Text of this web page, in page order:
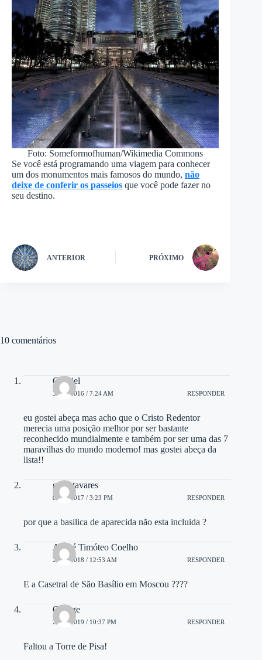
Foto: Someformofhuman/Wikimedia Commons
Se você está programando uma viagem para conhecer
um dos monumentos mais famosos do mundo, não
deixe de conferir os passeios que você pode fazer no
seu destino.
ANTERIOR PRÓXIMO
10 comentários
Gabriel
31/07/2016 / 7:24 AM RESPONDER
eu gostei abeça mas acho que o Cristo Redentor
merecia uma posição melhor por ser bastante
reconhecido mundialmente e também por ser uma das 7
maravilhas do mundo moderno! mas gostei abeça da
lista!!
gean tavares
06/05/2017 / 3:23 PM RESPONDER
por que a basilica de aparecida não esta incluida ?
André Timóteo Coelho
28/04/2018 / 12:53 AM RESPONDER
E a Casetral de São Basílio em Moscou ????
George
22/03/2019 / 10:37 PM RESPONDER
Faltou a Torre de Pisa!